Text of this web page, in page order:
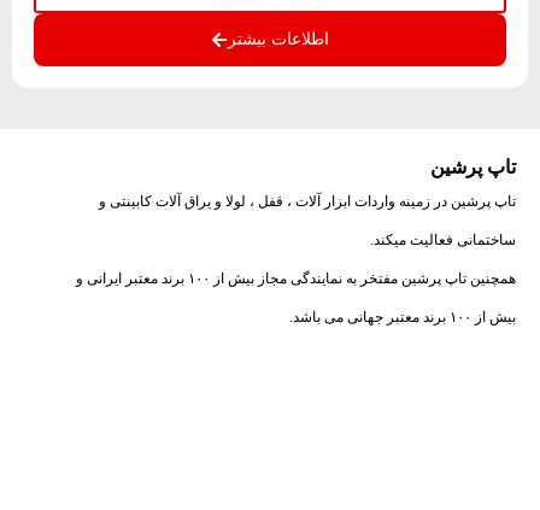
اطلاعات بیشتر
تاپ پرشین
تاپ پرشین در زمینه واردات ابزار آلات ، قفل ، لولا و یراق آلات کابینتی و
ساختمانی فعالیت میکند.
همچنین تاپ پرشین مفتخر به نمایندگی مجاز بیش از ۱۰۰ برند معتبر ایرانی و
بیش از ۱۰۰ برند معتبر جهانی می باشد.